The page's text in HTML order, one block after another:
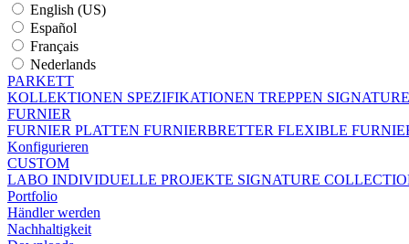
English (US)
Español
Français
Nederlands
PARKETT
KOLLEKTIONEN SPEZIFIKATIONEN TREPPEN
FURNIER
FURNIER PLATTEN FURNIERBRETTER FLEXIBLE
Konfigurieren
CUSTOM
LABO INDIVIDUELLE PROJEKTE SIGNATURE
Portfolio
Händler werden
Nachhaltigkeit